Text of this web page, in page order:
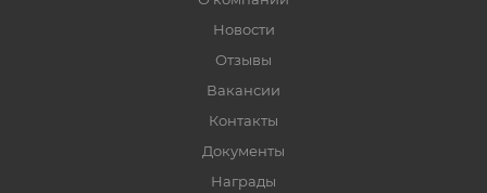
Новости
Отзывы
Вакансии
Контакты
Документы
Награды